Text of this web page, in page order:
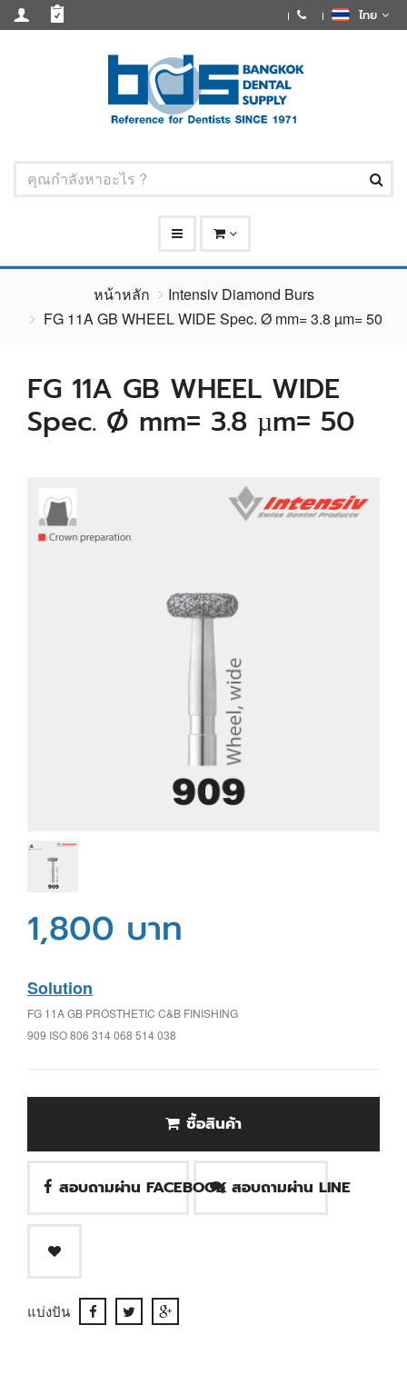
ไทย
หน้าหลัก
Intensiv Diamond Burs
FG 11A GB WHEEL WIDE Spec. Ø mm= 3.8 µm= 50
FG 11A GB WHEEL WIDE
Spec. Ø mm= 3.8 µm= 50
1,800 บาท
Solution
FG 11A GB PROSTHETIC C&B FINISHING
909 ISO 806 314 068 514 038
ซื้อสินค้า
สอบถามผ่าน FACEBOOK สอบถามผ่าน LINE
แบ่งปัน